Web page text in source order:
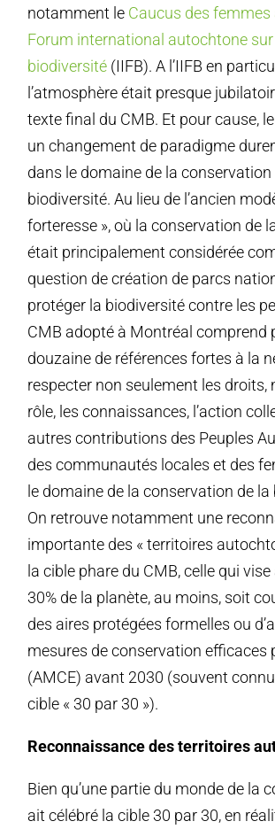
notamment le Caucus des femmes
Forum international autochtone sur
biodiversité (IIFB). A l’IIFB en
l’atmosphère était presque
texte final du CMB. Et pour cause,
un changement de paradigme
dans le domaine de la conservation
biodiversité. Au lieu de l’ancien
forteresse », où la conservation de
était principalement considérée
question de création de parcs
protéger la biodiversité contre les
CMB adopté à Montréal comprend
douzaine de références fortes à la
respecter non seulement les droits,
rôle, les connaissances, l’action
autres contributions des Peuples
des communautés locales et des
le domaine de la conservation de
On retrouve notamment une
importante des « territoires
la cible phare du CMB, celle qui
30% de la planète, au moins, soit
des aires protégées formelles ou
mesures de conservation efficaces
(AMCE) avant 2030 (souvent
cible « 30 par 30 »).
Reconnaissance des territoires
Bien qu’une partie du monde de la
ait célébré la cible 30 par 30, en